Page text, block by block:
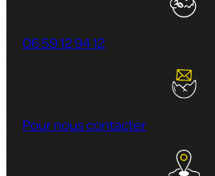
06 59 12 94 12
Pour nous contacter